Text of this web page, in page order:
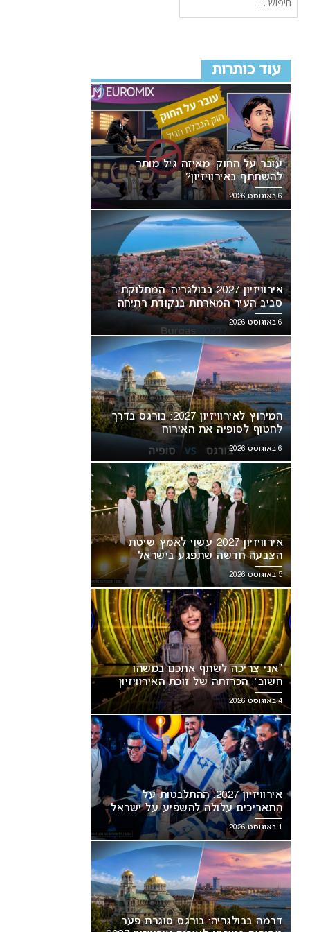
עוד כותרות
עובר על החוק: מאיזה גיל מותר
להשתתף באירוויזיון?
6 באוגוסט 2026
אירוויזיון 2027 בבולגריה: המחלוקת
סביב העיר המארחת בנקודת רתיחה
6 באוגוסט 2026
המירוץ לאירוויזיון 2027: בורגס בדרך
לחטוף לסופיה את האירוח
6 באוגוסט 2026
אירוויזיון 2027 עשוי לאמץ שיטת
הצבעה חדשה שתפגע בישראל
5 באוגוסט 2026
“אני צריכה לשתף אתכם במשהו
חשוב”: הכרזתה של זוכת האירוויזיון
מסעירה את הרשת
4 באוגוסט 2026
אירוויזיון 2027: ההתלבטות על
התאריכים עלולה להשפיע על ישראל
1 באוגוסט 2026
דרמה בבולגריה: בורגס סוגרת פער